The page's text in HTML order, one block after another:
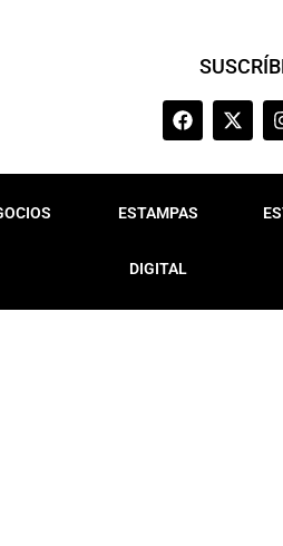
ESTAMPAS
DIGITAL